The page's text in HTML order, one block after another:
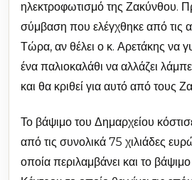
ηλεκτροφωτισμό της Ζακύνθου.
σύμβαση που ελέγχθηκε από τις
Τώρα, αν θέλει ο κ. Αρετάκης να
ένα παλιοκαλάθι να αλλάζει
και θα κριθεί για αυτό από τους
Το βάψιμο του Δημαρχείου
από τις συνολικά 75 χιλιάδες
οποία περιλαμβάνει και το